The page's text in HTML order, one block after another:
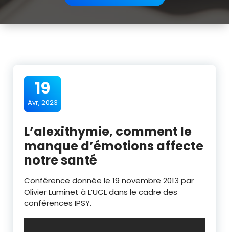
19
Avr, 2023
L’alexithymie, comment le
manque d’émotions affecte
notre santé
Conférence donnée le 19 novembre 2013 par
Olivier Luminet à L’UCL dans le cadre des
conférences IPSY.